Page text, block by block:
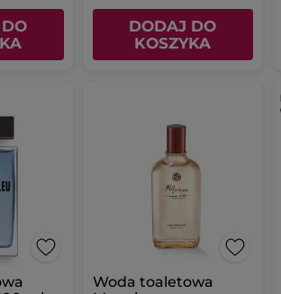
DODAJ DO
KOSZYKA
Woda toaletowa